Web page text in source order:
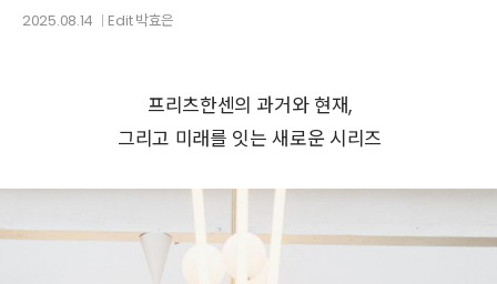
2025.08.14 Edit박효은
프리츠한센의 과거와 현재,
그리고 미래를 잇는 새로운 시리즈